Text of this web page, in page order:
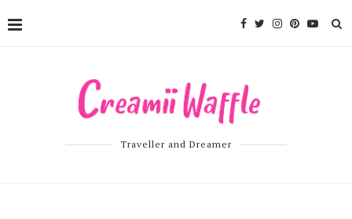
Traveller and Dreamer